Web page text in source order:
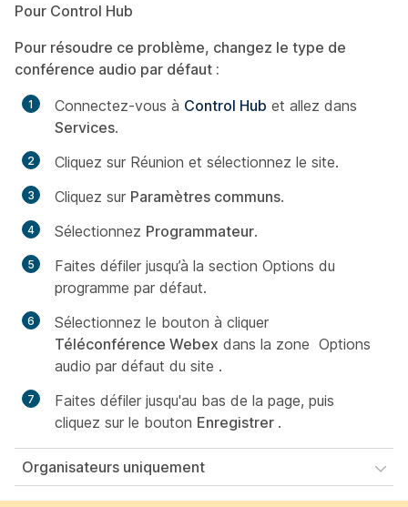
Pour Control Hub
Pour résoudre ce problème, changez le type de
conférence audio par défaut :
Connectez-vous à Control Hub et allez dans
Services.
Cliquez sur Réunion et sélectionnez le site.
Cliquez sur Paramètres communs.
Sélectionnez Programmateur.
Faites défiler jusqu’à la section Options du
programme par défaut.
Sélectionnez le bouton à cliquer
Téléconférence Webex dans la zone Options
audio par défaut du site .
Faites défiler jusqu'au bas de la page, puis
cliquez sur le bouton Enregistrer .
Organisateurs uniquement